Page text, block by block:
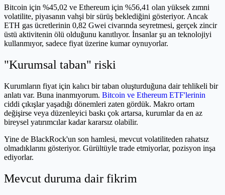
Bitcoin için %45,02 ve Ethereum için %56,41 olan yüksek zımni
volatilite, piyasanın vahşi bir sürüş beklediğini gösteriyor. Ancak
ETH gas ücretlerinin 0,82 Gwei civarında seyretmesi, gerçek zincir
üstü aktivitenin ölü olduğunu kanıtlıyor. İnsanlar şu an teknolojiyi
kullanmıyor, sadece fiyat üzerine kumar oynuyorlar.
"Kurumsal taban" riski
Kurumların fiyat için kalıcı bir taban oluşturduğuna dair tehlikeli bir
anlatı var. Buna inanmıyorum. Bitcoin ve Ethereum ETF'lerinin
ciddi çıkışlar yaşadığı dönemleri zaten gördük. Makro ortam
değişirse veya düzenleyici baskı çok artarsa, kurumlar da en az
bireysel yatırımcılar kadar kararsız olabilir.
Yine de BlackRock'un son hamlesi, mevcut volatiliteden rahatsız
olmadıklarını gösteriyor. Gürültüyle trade etmiyorlar, pozisyon inşa
ediyorlar.
Mevcut duruma dair fikrim